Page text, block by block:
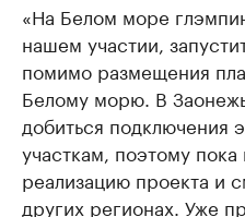
«На Белом море
нашем участии,
помимо размещения
Белому морю. В
добиться подключения
участкам, поэтому
реализацию проекта и
других регионах. Уже